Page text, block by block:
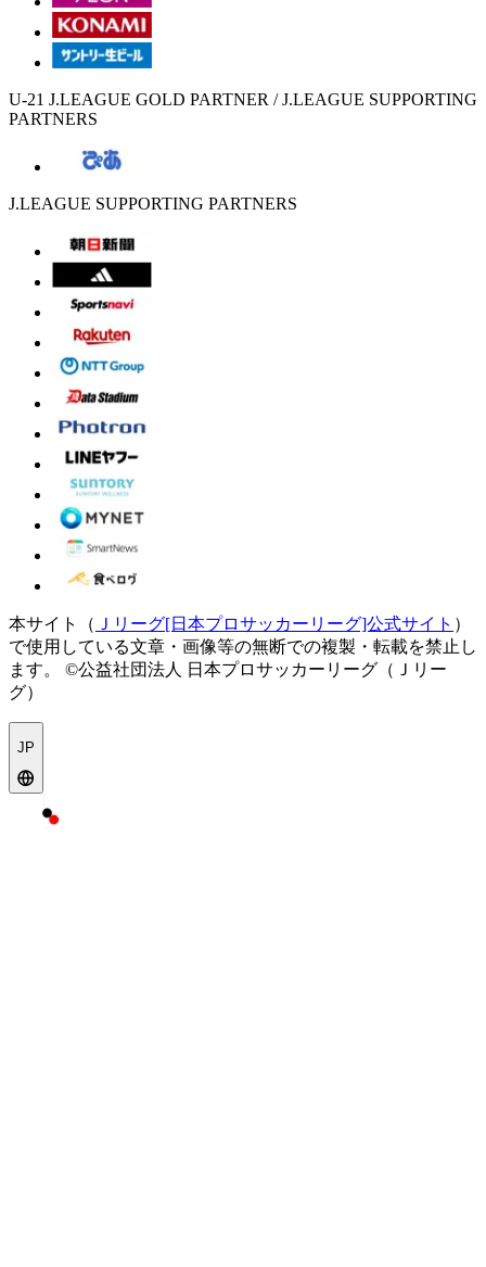
U-21 J.LEAGUE GOLD PARTNER / J.LEAGUE SUPPORTING
PARTNERS
J.LEAGUE SUPPORTING PARTNERS
本サイト（ Ｊリーグ[日本プロサッカーリーグ]公式サイト ）
で使用している文章・画像等の無断での複製・転載を禁止し
ます。
©公益社団法人 日本プロサッカーリーグ（Ｊリー
グ）
JP